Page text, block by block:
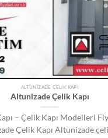
ALTUNIZADE ÇELIK KAPI
Altunizade Çelik Kapı
– Çelik Kapı Modelleri
Çelik Kapı Altunizade